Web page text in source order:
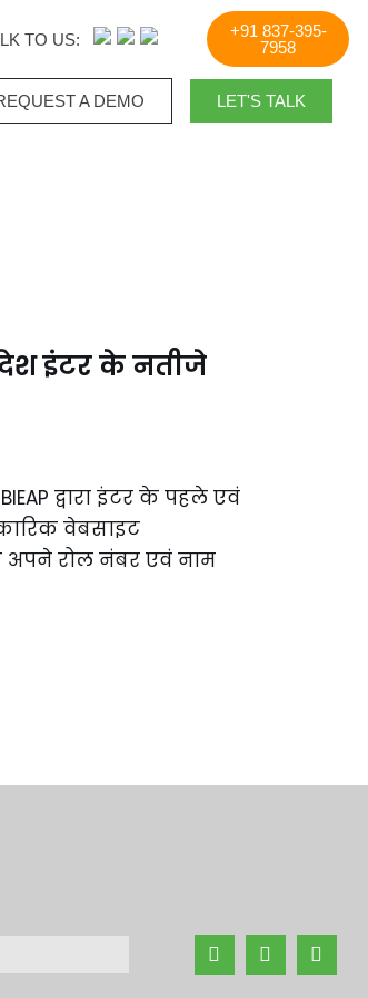
TO US:
+91 837-395-
7958
A DEMO​ LET'S TALK
इंटर के नतीजे
द्वारा इंटर के पहले एवं
वेबसाइट
अपने रोल नंबर एवं नाम